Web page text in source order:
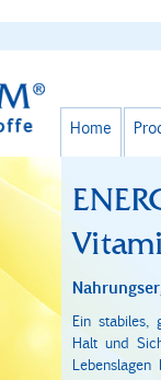
Home
Ein stabiles,
Halt und